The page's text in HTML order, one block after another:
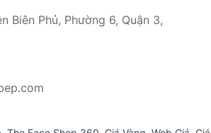
Biên Phủ, Phường 6, Quận 3,